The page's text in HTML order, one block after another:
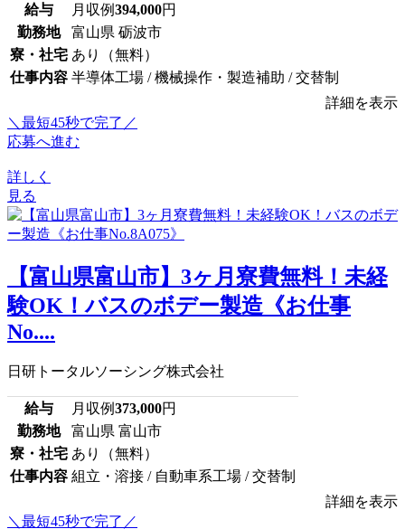
給与 月収例394,000円
勤務地
富山県 砺波市
寮・社宅 あり（無料）
仕事内容 半導体工場 / 機械操作・製造補助 / 交替制
詳細を表示
＼最短45秒で完了／
応募へ進む
詳しく
見る
【富山県富山市】3ヶ月寮費無料！未経
験OK！バスのボデー製造《お仕事
No....
日研トータルソーシング株式会社
給与 月収例373,000円
勤務地
富山県 富山市
寮・社宅 あり（無料）
仕事内容 組立・溶接 / 自動車系工場 / 交替制
詳細を表示
＼最短45秒で完了／